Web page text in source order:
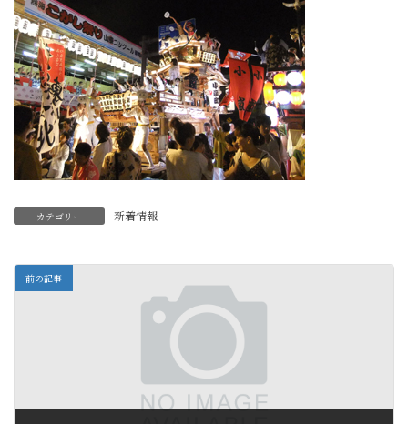
カテゴリー 新着情報
前の記事